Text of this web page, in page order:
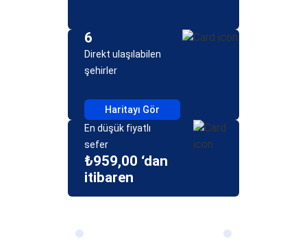
6
Direkt ulaşılabilen
şehirler
Haritayı Gör
En düşük fiyatlı
sefer
₺959,00 ‘dan
itibaren